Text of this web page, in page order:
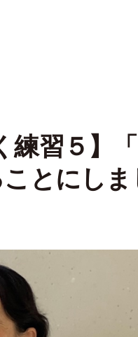
練習５】
とにしま